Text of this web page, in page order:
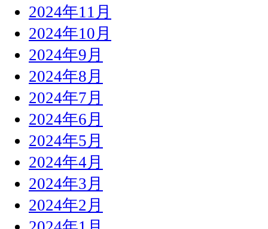
2024年11月
2024年10月
2024年9月
2024年8月
2024年7月
2024年6月
2024年5月
2024年4月
2024年3月
2024年2月